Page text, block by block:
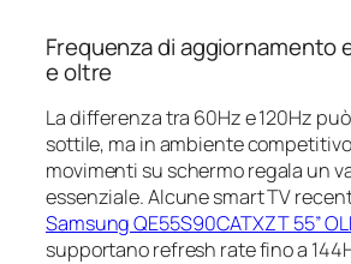
Frequenza di aggiornamento
e oltre
La differenza tra 60Hz e 120Hz
sottile, ma in ambiente
movimenti su schermo regala un
essenziale. Alcune smart TV
Samsung QE55S90CATXZT 55”
supportano refresh rate fino a